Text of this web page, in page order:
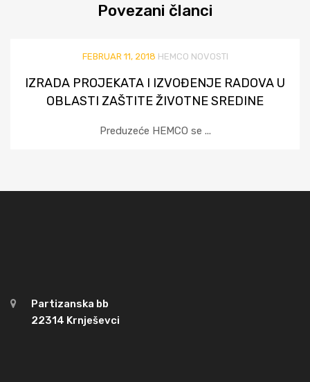
Povezani članci
FEBRUAR 11, 2018 HEMCO NOVOSTI
IZRADA PROJEKATA I IZVOĐENJE RADOVA U
OBLASTI ZAŠTITE ŽIVOTNE SREDINE
Preduzeće HEMCO se ...
Partizanska bb
22314 Krnješevci